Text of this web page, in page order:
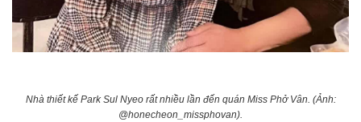
Nhà thiết kế Park Sul Nyeo rất nhiều lần đến quán Miss Phở Vân. (Ảnh:
@honecheon_missphovan).